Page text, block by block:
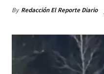
By Redacción El Reporte Diario